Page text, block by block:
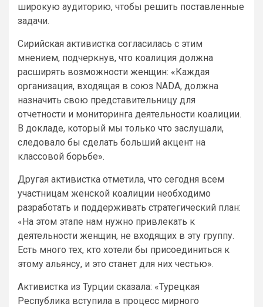
широкую аудиторию, чтобы решить поставленные
задачи.
Сирийская активистка согласилась с этим
мнением, подчеркнув, что коалиция должна
расширять возможности женщин: «Каждая
организация, входящая в союз NADA, должна
назначить свою представительницу для
отчетности и мониторинга деятельности коалиции.
В докладе, который мы только что заслушали,
следовало бы сделать больший акцент на
классовой борьбе».
Другая активистка отметила, что сегодня всем
участницам женской коалиции необходимо
разработать и поддерживать стратегический план:
«На этом этапе нам нужно привлекать к
деятельности женщин, не входящих в эту группу.
Есть много тех, кто хотели бы присоединиться к
этому альянсу, и это станет для них честью».
Активистка из Турции сказала: «Турецкая
Республика вступила в процесс мирного